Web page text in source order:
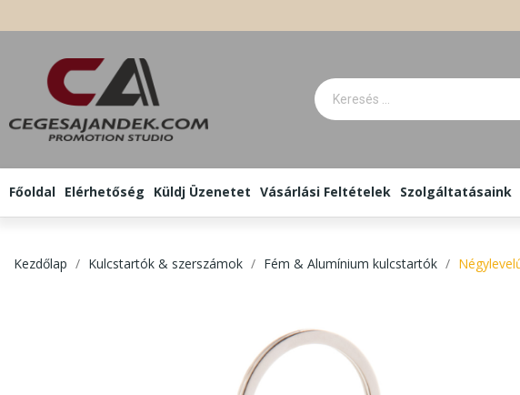
Főoldal Elérhetőség Küldj Üzenetet Vásárlási Feltételek Szolgáltatásaink
Kezdőlap Kulcstartók & szerszámok Fém & Alumínium kulcstartók